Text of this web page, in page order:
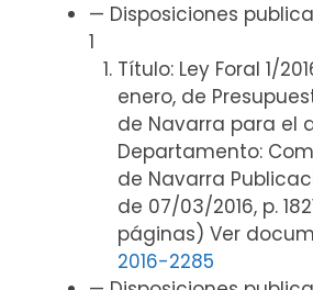
— Disposiciones
1
Título: Ley Foral 1/
enero, de
de Navarra para el
Departamento:
de Navarra
de 07/03/2016, p.
páginas) Ver
2016-2285